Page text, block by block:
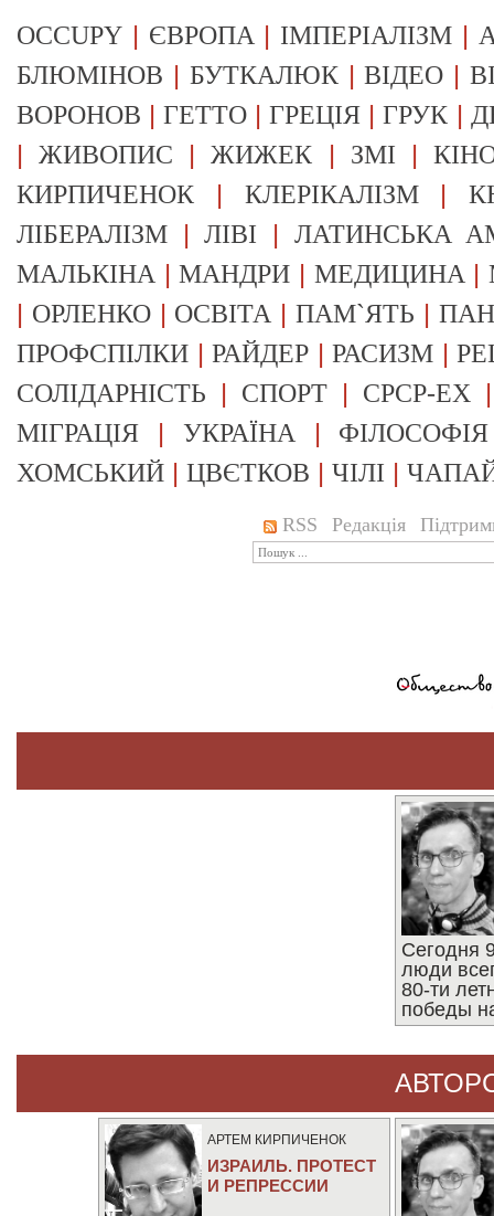
OCCUPY | ЄВРОПА | ІМПЕРІАЛІЗМ |
БЛЮМІНОВ | БУТКАЛЮК|ВІДЕО |
ВОРОНОВ |ГЕТТО |ГРЕЦІЯ |ГРУК |
|ЖИВОПИС |ЖИЖЕК | ЗМІ |
КИРПИЧЕНОК | КЛЕРІКАЛІЗМ|
ЛІБЕРАЛІЗМ |ЛІВІ | ЛАТИНСЬКА
МАЛЬКІНА |МАНДРИ | МЕДИЦИНА |
| ОРЛЕНКО| ОСВІТА |ПАМ`ЯТЬ |
ПРОФСПІЛКИ |РАЙДЕР |РАСИЗМ |
СОЛІДАРНІСТЬ | СПОРТ | СРСР-EX
МІГРАЦІЯ | УКРАЇНА | ФІЛОСОФІЯ
ХОМСЬКИЙ | ЦВЄТКОВ | ЧІЛІ |
RSS Редакція
Сегодня
люди
80-ти
победы
АРТЕМ КИРПИЧЕНОК
ИЗРАИЛЬ. ПРОТЕСТ
И РЕПРЕССИИ